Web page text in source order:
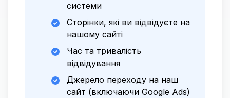
системи
Сторінки, які ви відвідуєте на
нашому сайті
Час та тривалість
відвідування
Джерело переходу на наш
сайт (включаючи Google Ads)